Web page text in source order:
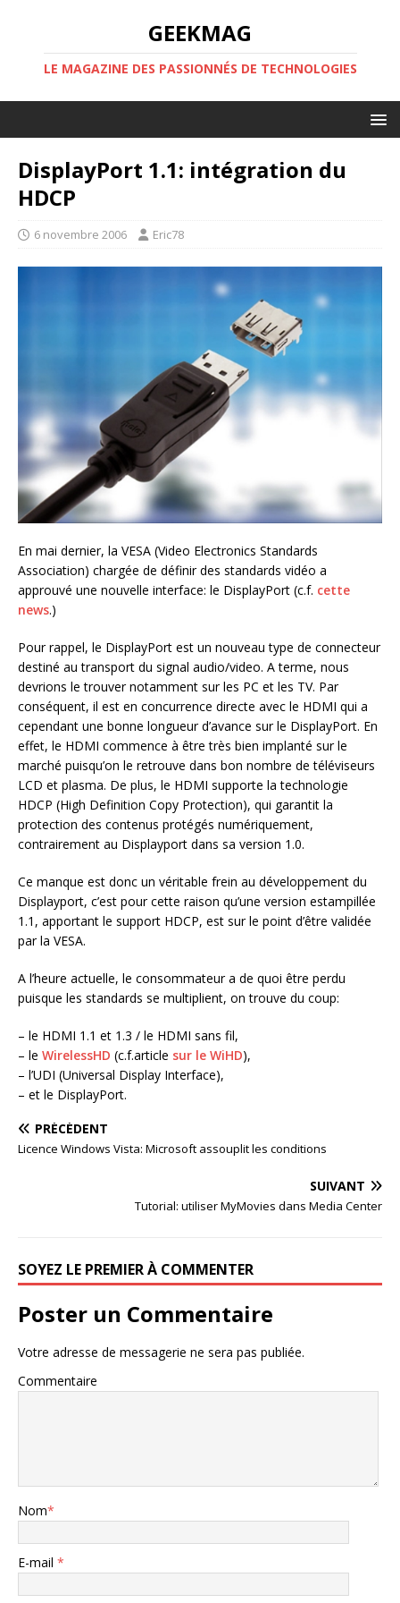
GEEKMAG
LE MAGAZINE DES PASSIONNÉS DE TECHNOLOGIES
DisplayPort 1.1: intégration du
HDCP
6 novembre 2006 Eric78
En mai dernier, la VESA (Video Electronics Standards
Association) chargée de définir des standards vidéo a
approuvé une nouvelle interface: le DisplayPort (c.f. cette
news.)
Pour rappel, le DisplayPort est un nouveau type de connecteur
destiné au transport du signal audio/video. A terme, nous
devrions le trouver notamment sur les PC et les TV. Par
conséquent, il est en concurrence directe avec le HDMI qui a
cependant une bonne longueur d’avance sur le DisplayPort. En
effet, le HDMI commence à être très bien implanté sur le
marché puisqu’on le retrouve dans bon nombre de téléviseurs
LCD et plasma. De plus, le HDMI supporte la technologie
HDCP (High Definition Copy Protection), qui garantit la
protection des contenus protégés numériquement,
contrairement au Displayport dans sa version 1.0.
Ce manque est donc un véritable frein au développement du
Displayport, c’est pour cette raison qu’une version estampillée
1.1, apportant le support HDCP, est sur le point d’être validée
par la VESA.
A l’heure actuelle, le consommateur a de quoi être perdu
puisque les standards se multiplient, on trouve du coup:
– le HDMI 1.1 et 1.3 / le HDMI sans fil,
– le WirelessHD (c.f.article sur le WiHD),
– l’UDI (Universal Display Interface),
– et le DisplayPort.
PRÉCÉDENT
Licence Windows Vista: Microsoft assouplit les conditions
SUIVANT
Tutorial: utiliser MyMovies dans Media Center
SOYEZ LE PREMIER À COMMENTER
Poster un Commentaire
Votre adresse de messagerie ne sera pas publiée.
Commentaire
Nom*
E-mail *